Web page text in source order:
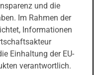
und die
Im Rahmen der
Informationen
Einhaltung der EU-
verantwortlich.